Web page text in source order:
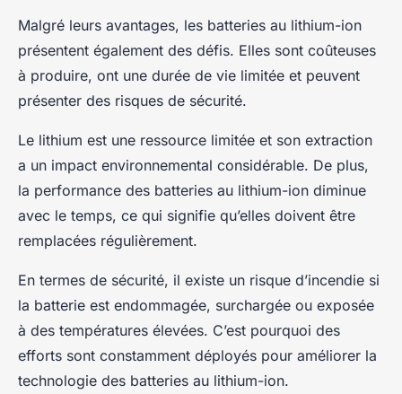
Malgré leurs avantages, les batteries au lithium-ion
présentent également des défis. Elles sont coûteuses
à produire, ont une durée de vie limitée et peuvent
présenter des risques de sécurité.
Le lithium est une ressource limitée et son extraction
a un impact environnemental considérable. De plus,
la performance des batteries au lithium-ion diminue
avec le temps, ce qui signifie qu’elles doivent être
remplacées régulièrement.
En termes de sécurité, il existe un risque d’incendie si
la batterie est endommagée, surchargée ou exposée
à des températures élevées. C’est pourquoi des
efforts sont constamment déployés pour améliorer la
technologie des batteries au lithium-ion.